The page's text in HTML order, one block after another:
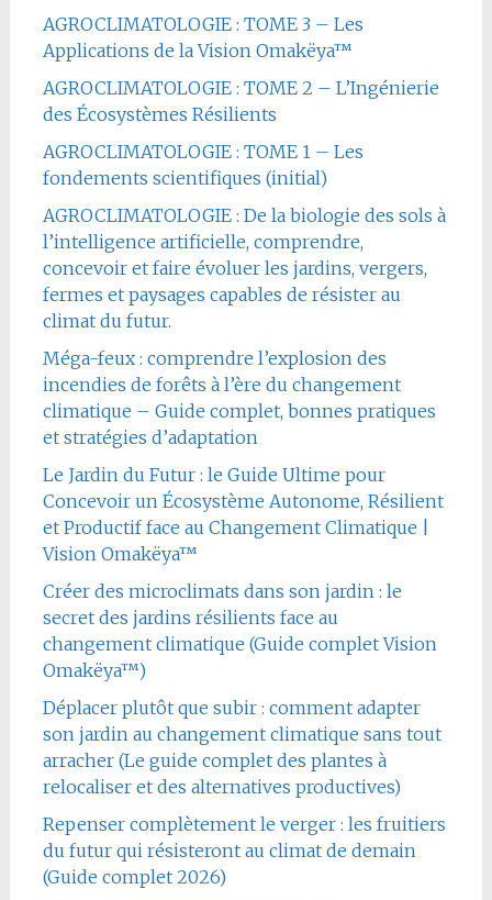
AGROCLIMATOLOGIE : TOME 3 – Les
Applications de la Vision Omakëya™
AGROCLIMATOLOGIE : TOME 2 – L’Ingénierie
des Écosystèmes Résilients
AGROCLIMATOLOGIE : TOME 1 – Les
fondements scientifiques (initial)
AGROCLIMATOLOGIE : De la biologie des sols à
l’intelligence artificielle, comprendre,
concevoir et faire évoluer les jardins, vergers,
fermes et paysages capables de résister au
climat du futur.
Méga-feux : comprendre l’explosion des
incendies de forêts à l’ère du changement
climatique – Guide complet, bonnes pratiques
et stratégies d’adaptation
Le Jardin du Futur : le Guide Ultime pour
Concevoir un Écosystème Autonome, Résilient
et Productif face au Changement Climatique |
Vision Omakëya™
Créer des microclimats dans son jardin : le
secret des jardins résilients face au
changement climatique (Guide complet Vision
Omakëya™)
Déplacer plutôt que subir : comment adapter
son jardin au changement climatique sans tout
arracher (Le guide complet des plantes à
relocaliser et des alternatives productives)
Repenser complètement le verger : les fruitiers
du futur qui résisteront au climat de demain
(Guide complet 2026)